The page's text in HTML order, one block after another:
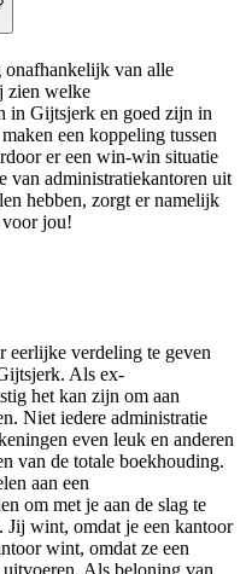
onafhankelijk van alle
zien welke
in Gijtsjerk en goed zijn in
een koppeling tussen
er een win-win situatie
van administratiekantoren uit
hebben, zorgt er namelijk
voor jou!
eerlijke verdeling te geven
Als ex-
het kan zijn om aan
Niet iedere administratie
even leuk en anderen
van de totale boekhouding.
aan een
om met je aan de slag te
Jij wint, omdat je een kantoor
wint, omdat ze een